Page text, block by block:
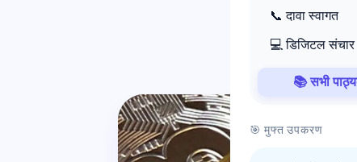
📞 दावा स्वागत
💻 डिजिटल संचार
📚 सभी
🎯 मुफ्त उपकरण